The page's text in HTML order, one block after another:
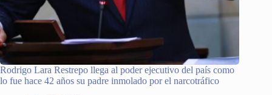
Rodrigo Lara Restrepo llega al poder ejecutivo del país como
lo fue hace 42 años su padre inmolado por el narcotráfico